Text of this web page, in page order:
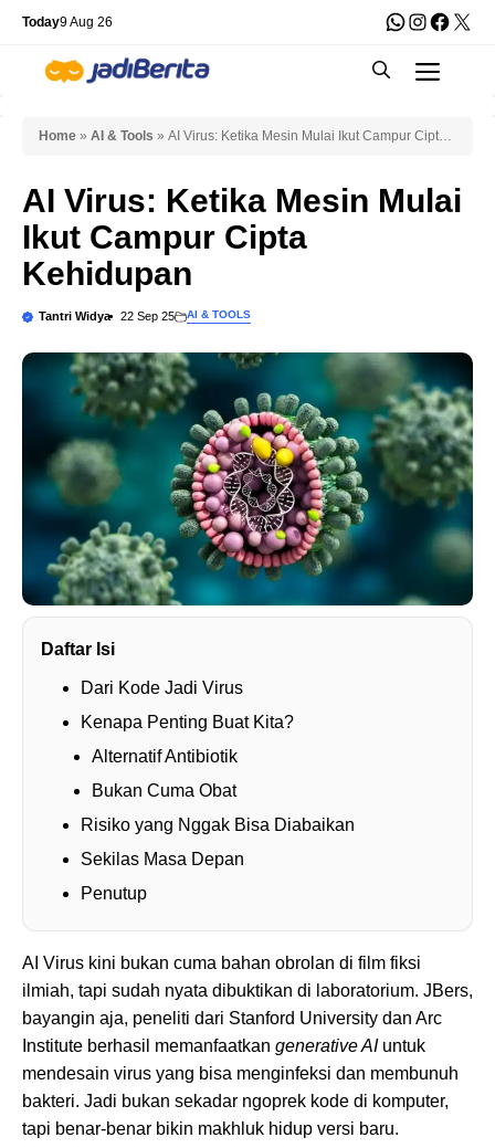
Skip
content
Today9 Aug 26 WhatsApp
X
Home » AI & Tools » AI Virus: Ketika Mesin Mulai Ikut Campur Cipta
AI Virus: Ketika Mesin Mulai
Ikut Campur Cipta
Kehidupan
Tantri Widya 22 Sep 25 AI & TOOLS
Daftar Isi
Dari Kode Jadi Virus
Kenapa Penting Buat Kita?
Alternatif Antibiotik
Bukan Cuma Obat
Risiko yang Nggak Bisa Diabaikan
Sekilas Masa Depan
Penutup
AI Virus kini bukan cuma bahan obrolan di film fiksi
ilmiah, tapi sudah nyata dibuktikan di laboratorium. JBers,
bayangin aja, peneliti dari Stanford University dan Arc
Institute berhasil memanfaatkan generative AI untuk
mendesain virus yang bisa menginfeksi dan membunuh
bakteri. Jadi bukan sekadar ngoprek kode di komputer,
tapi benar-benar bikin makhluk hidup versi baru.